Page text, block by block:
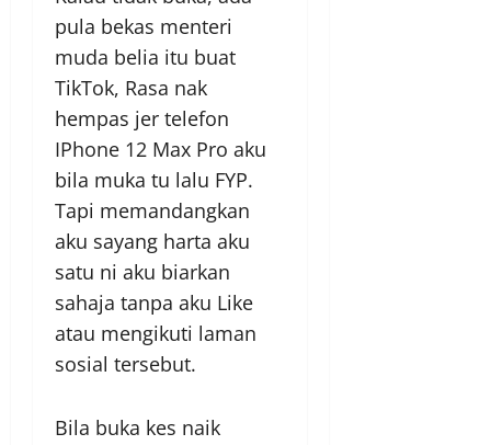
pula bekas menteri
muda belia itu buat
TikTok, Rasa nak
hempas jer telefon
IPhone 12 Max Pro aku
bila muka tu lalu FYP.
Tapi memandangkan
aku sayang harta aku
satu ni aku biarkan
sahaja tanpa aku Like
atau mengikuti laman
sosial tersebut.
Bila buka kes naik